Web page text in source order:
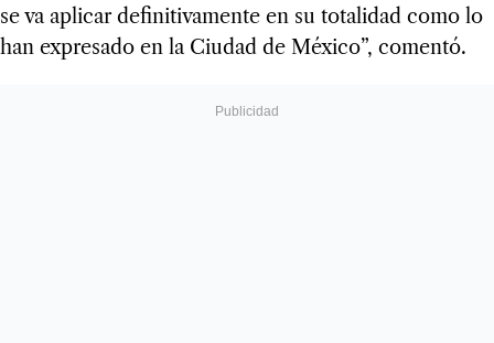
se va aplicar definitivamente en su totalidad como lo
han expresado en la Ciudad de México”, comentó.